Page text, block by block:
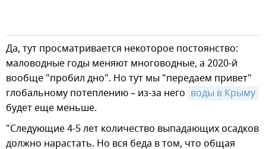
Да, тут просматривается некоторое постоянство:
маловодные годы меняют многоводные, а 2020-й
вообще "пробил дно". Но тут мы "передаем привет"
глобальному потеплению – из-за него воды в Крыму
будет еще меньше.
"Следующие 4-5 лет количество выпадающих осадков
должно нарастать. Но вся беда в том, что общая